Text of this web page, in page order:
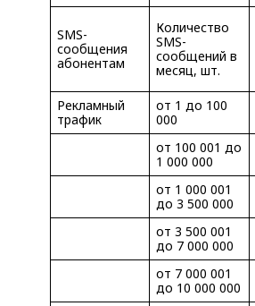
SMS-
сообщения
абонентам
Количество
SMS-
сообщений в
месяц, шт.
Рекламный
трафик
от 1 до 100
000
от 100 001 до
1 000 000
от 1 000 001
до 3 500 000
от 3 500 001
до 7 000 000
от 7 000 001
до 10 000 000